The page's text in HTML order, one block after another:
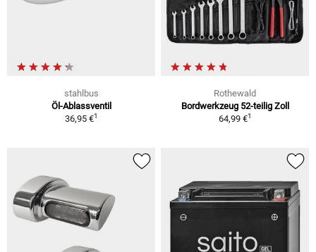
stahlbus
Öl-Ablassventil
36,95 €1
Rothewald
Bordwerkzeug 52-teilig Zoll
64,99 €1